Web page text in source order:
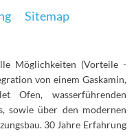
Sitemap
Möglichkeiten (Vorteile -
von einem Gaskamin,
Ofen, wasserführenden
sowie über den modernen
30 Jahre Erfahrung